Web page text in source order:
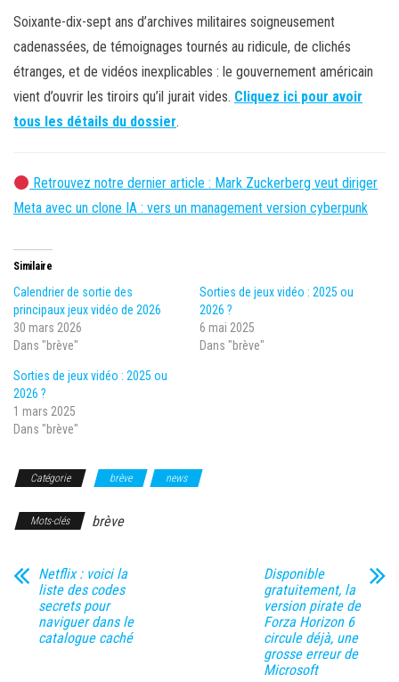
Soixante-dix-sept ans d’archives militaires soigneusement
cadenassées, de témoignages tournés au ridicule, de clichés
étranges, et de vidéos inexplicables : le gouvernement américain
vient d’ouvrir les tiroirs qu’il jurait vides. Cliquez ici pour avoir
tous les détails du dossier.
Retrouvez notre dernier article : Mark Zuckerberg veut diriger
Meta avec un clone IA : vers un management version cyberpunk
Similaire
Calendrier de sortie des
principaux jeux vidéo de 2026
30 mars 2026
Dans "brève"
Sorties de jeux vidéo : 2025 ou
2026 ?
6 mai 2025
Dans "brève"
Sorties de jeux vidéo : 2025 ou
2026 ?
1 mars 2025
Dans "brève"
Catégorie brève news
Mots-clés brève
Netflix : voici la
liste des codes
secrets pour
naviguer dans le
catalogue caché
Disponible
gratuitement, la
version pirate de
Forza Horizon 6
circule déjà, une
grosse erreur de
Microsoft